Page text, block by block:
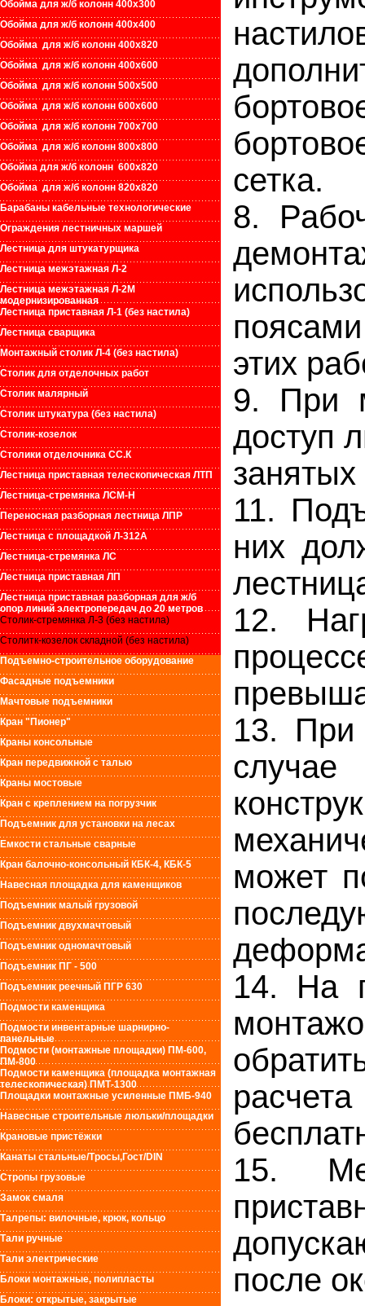
Обойма для ж/б колонн 400х300
Обойма для ж/б колонн 400х400
Обойма для ж/б колонн 400х820
Обойма для ж/б колонн 400х600
Обойма для ж/б колонн 500х500
Обойма для ж/б колонн 600х600
Обойма для ж/б колонн 700х700
Обойма для ж/б колонн 800х800
Обойма для ж/б колонн 600х820
Обойма для ж/б колонн 820х820
Барабаны кабельные технологические
Ограждения лестничных маршей
Лестница для штукатурщика
Лестница межэтажная Л-2
Лестница межэтажная Л-2М
модернизированная
Лестница приставная Л-1 (без настила)
Лестница сварщика
Монтажный столик Л-4 (без настила)
Столик для отделочных работ
Столик малярный
Столик штукатура (без настила)
Столик-козелок
Столики отделочника СС.К
Лестница приставная телескопическая ЛТП
Лестница-стремянка ЛСМ-Н
Переносная разборная лестница ЛПР
Лестница с площадкой Л-312А
Лестница-стремянка ЛС
Лестница приставная ЛП
Лестница приставная разборная для ж/б
опор линий электропередач до 20 метров
Столик-стремянка Л-3 (без настила)
Столитк-козелок складной (без настила)
Подъемно-строительное оборудование
Фасадные подъемники
Мачтовые подъемники
Кран "Пионер"
Краны консольные
Кран передвижной с талью
Краны мостовые
Кран с креплением на погрузчик
Подъемник для установки на лесах
Емкости стальные сварные
Кран балочно-консольный КБК-4, КБК-5
Навесная площадка для каменщиков
Подъемник малый грузовой
Подъемник двухмачтовый
Подъемник одномачтовый
Подъемник ПГ - 500
Подъемник реечный ПГР 630
Подмости каменщика
Подмости инвентарные шарнирно-
панельные
Подмости (монтажные площадки) ПМ-600,
ПМ-800
Подмости каменщика (площадка монтажная
телескопическая) ПМТ-1300
Площадки монтажные усиленные ПМБ-940
Навесные строительные люльки/площадки
Крановые пристёжки
Канаты стальные/Тросы,Гост/DIN
Стропы грузовые
Замок смаля
Талрепы: вилочные, крюк, кольцо
Тали ручные
Тали электрические
Блоки монтажные, полипласты
Блоки: открытые, закрытые
сетка.
8.
этих
9. При
доступ
11.
них
12.
13. При
может
14. На
15.
после